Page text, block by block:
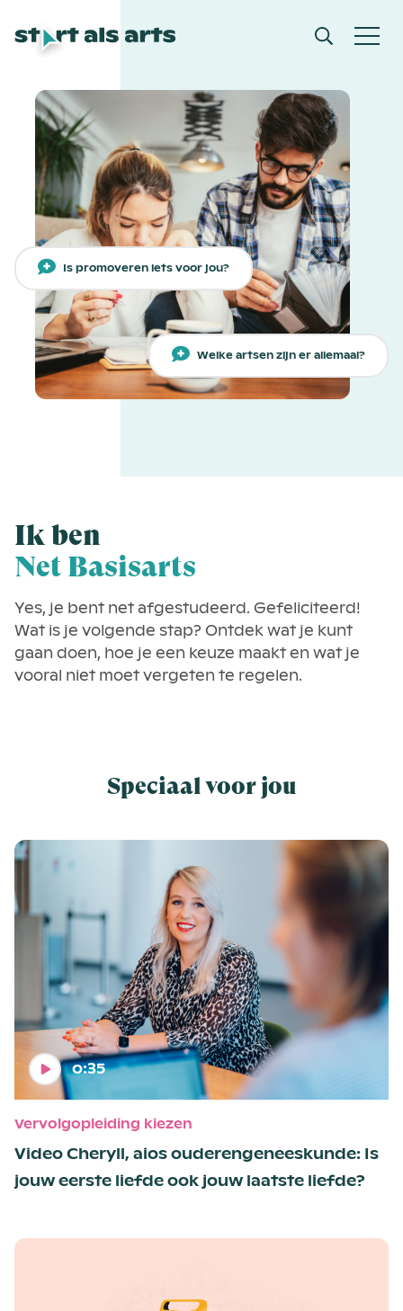
Ik ben
Net Basisarts
Yes, je bent net afgestudeerd. Gefeliciteerd!
Wat is je volgende stap? Ontdek wat je kunt
gaan doen, hoe je een keuze maakt en wat je
vooral niet moet vergeten te regelen.
Is promoveren iets voor jou?
Welke artsen zijn er allemaal?
Speciaal voor jou
o:35
Vervolgopleiding kiezen
Video Cheryll, aios ouderengeneeskunde: Is
jouw eerste liefde ook jouw laatste liefde?